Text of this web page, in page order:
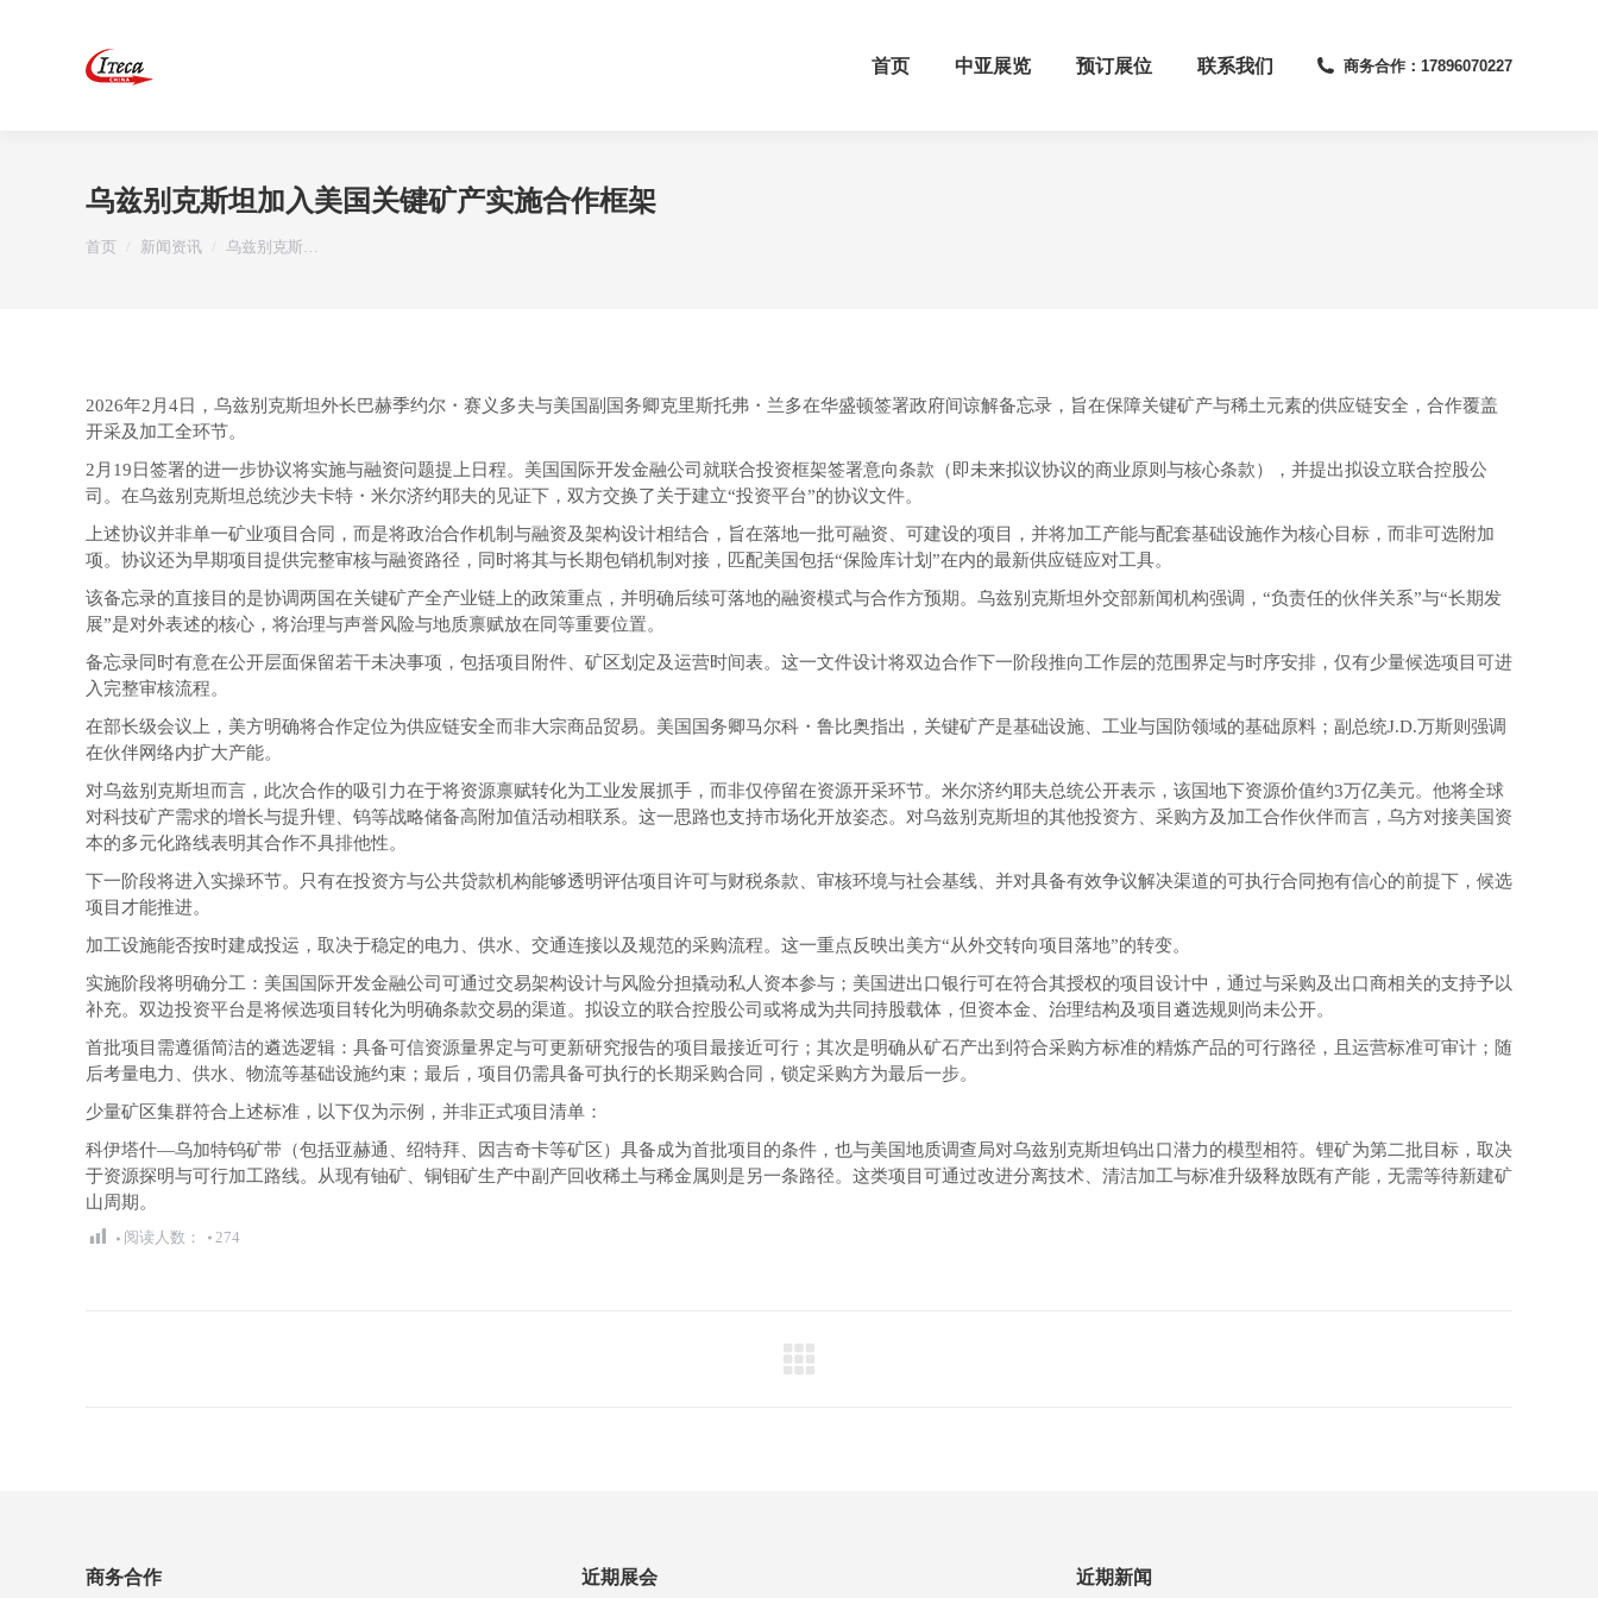
首页 中亚展览 预订展位 联系我们 商务合作：17896070227
乌兹别克斯坦加入美国关键矿产实施合作框架
首页 新闻资讯 乌兹别克斯…
2026年2月4日，乌兹别克斯坦外长巴赫季约尔・赛义多夫与美国副国务卿克里斯托弗・兰多在华盛顿签署政府间谅解备忘录，旨在保障关键矿产与稀土元素的供应链安全，合作覆盖
开采及加工全环节。
2月19日签署的进一步协议将实施与融资问题提上日程。美国国际开发金融公司就联合投资框架签署意向条款（即未来拟议协议的商业原则与核心条款），并提出拟设立联合控股公
司。在乌兹别克斯坦总统沙夫卡特・米尔济约耶夫的见证下，双方交换了关于建立“投资平台”的协议文件。
上述协议并非单一矿业项目合同，而是将政治合作机制与融资及架构设计相结合，旨在落地一批可融资、可建设的项目，并将加工产能与配套基础设施作为核心目标，而非可选附加
项。协议还为早期项目提供完整审核与融资路径，同时将其与长期包销机制对接，匹配美国包括“保险库计划”在内的最新供应链应对工具。
该备忘录的直接目的是协调两国在关键矿产全产业链上的政策重点，并明确后续可落地的融资模式与合作方预期。乌兹别克斯坦外交部新闻机构强调，“负责任的伙伴关系”与“长期发
展”是对外表述的核心，将治理与声誉风险与地质禀赋放在同等重要位置。
备忘录同时有意在公开层面保留若干未决事项，包括项目附件、矿区划定及运营时间表。这一文件设计将双边合作下一阶段推向工作层的范围界定与时序安排，仅有少量候选项目可进
入完整审核流程。
在部长级会议上，美方明确将合作定位为供应链安全而非大宗商品贸易。美国国务卿马尔科・鲁比奥指出，关键矿产是基础设施、工业与国防领域的基础原料；副总统J.D.万斯则强调
在伙伴网络内扩大产能。
对乌兹别克斯坦而言，此次合作的吸引力在于将资源禀赋转化为工业发展抓手，而非仅停留在资源开采环节。米尔济约耶夫总统公开表示，该国地下资源价值约3万亿美元。他将全球
对科技矿产需求的增长与提升锂、钨等战略储备高附加值活动相联系。这一思路也支持市场化开放姿态。对乌兹别克斯坦的其他投资方、采购方及加工合作伙伴而言，乌方对接美国资
本的多元化路线表明其合作不具排他性。
下一阶段将进入实操环节。只有在投资方与公共贷款机构能够透明评估项目许可与财税条款、审核环境与社会基线、并对具备有效争议解决渠道的可执行合同抱有信心的前提下，候选
项目才能推进。
加工设施能否按时建成投运，取决于稳定的电力、供水、交通连接以及规范的采购流程。这一重点反映出美方“从外交转向项目落地”的转变。
实施阶段将明确分工：美国国际开发金融公司可通过交易架构设计与风险分担撬动私人资本参与；美国进出口银行可在符合其授权的项目设计中，通过与采购及出口商相关的支持予以
补充。双边投资平台是将候选项目转化为明确条款交易的渠道。拟设立的联合控股公司或将成为共同持股载体，但资本金、治理结构及项目遴选规则尚未公开。
首批项目需遵循简洁的遴选逻辑：具备可信资源量界定与可更新研究报告的项目最接近可行；其次是明确从矿石产出到符合采购方标准的精炼产品的可行路径，且运营标准可审计；随
后考量电力、供水、物流等基础设施约束；最后，项目仍需具备可执行的长期采购合同，锁定采购方为最后一步。
少量矿区集群符合上述标准，以下仅为示例，并非正式项目清单：
科伊塔什—乌加特钨矿带（包括亚赫通、绍特拜、因吉奇卡等矿区）具备成为首批项目的条件，也与美国地质调查局对乌兹别克斯坦钨出口潜力的模型相符。锂矿为第二批目标，取决
于资源探明与可行加工路线。从现有铀矿、铜钼矿生产中副产回收稀土与稀金属则是另一条路径。这类项目可通过改进分离技术、清洁加工与标准升级释放既有产能，无需等待新建矿
山周期。
阅读人数： 274
商务合作 近期展会 近期新闻